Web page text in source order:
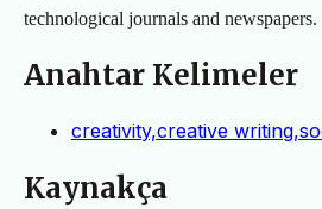
technological journals and newspapers.
Anahtar Kelimeler
creativity,creative
Kaynakça